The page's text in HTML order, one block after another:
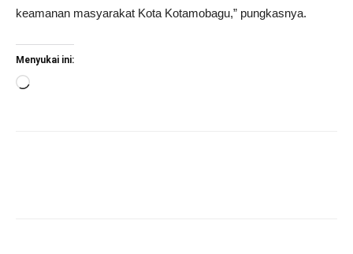
keamanan masyarakat Kota Kotamobagu,” pungkasnya.
Menyukai ini:
Memuat...